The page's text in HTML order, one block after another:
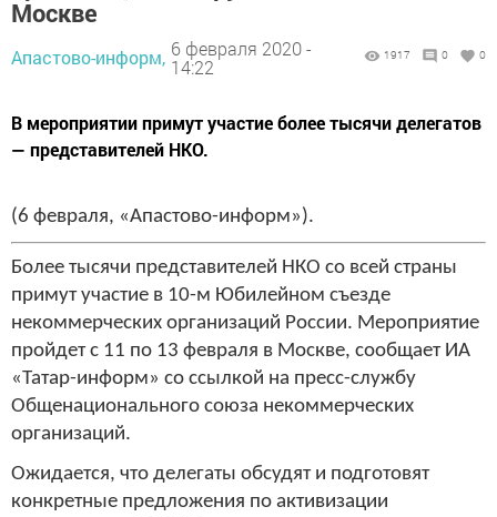
Москве
Апастово-информ, 6 февраля 2020 -
14:22
1917 0 0
В мероприятии примут участие более тысячи делегатов
— представителей НКО.
(6 февраля, «Апастово-информ»).
Более тысячи представителей НКО со всей страны
примут участие в 10-м Юбилейном съезде
некоммерческих организаций России. Мероприятие
пройдет с 11 по 13 февраля в Москве, сообщает ИА
«Татар-информ» со ссылкой на пресс-службу
Общенационального союза некоммерческих
организаций.
Ожидается, что делегаты обсудят и подготовят
конкретные предложения по активизации